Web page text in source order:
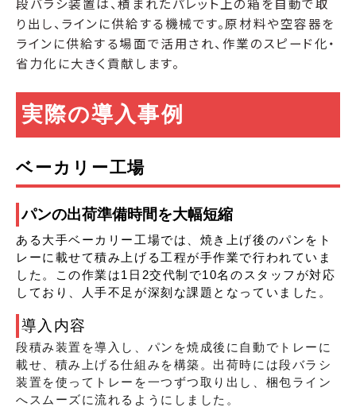
り出し、ラインに供給する機械です。原材料や空容器を
ラインに供給する場面で活用され、作業のスピード化・
省力化に大きく貢献します。
実際の導入事例
ベーカリー工場
パンの出荷準備時間を大幅短縮
ある大手ベーカリー工場では、焼き上げ後のパンをト
レーに載せて積み上げる工程が手作業で行われていま
した。この作業は1日2交代制で10名のスタッフが対応
しており、人手不足が深刻な課題となっていました。
導入内容
段積み装置を導入し、パンを焼成後に自動でトレーに
載せ、積み上げる仕組みを構築。出荷時には段バラシ
装置を使ってトレーを一つずつ取り出し、梱包ライン
へスムーズに流れるようにしました。